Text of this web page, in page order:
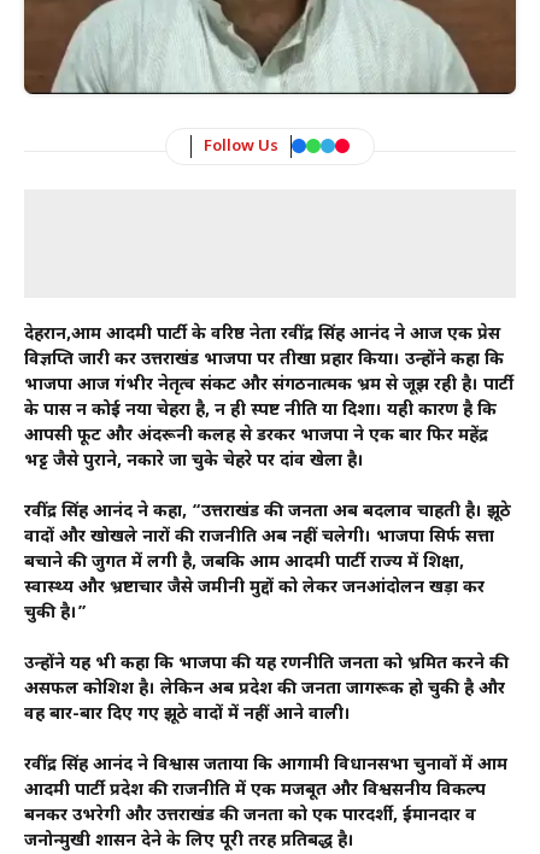
Follow Us
देहरादून,आम आदमी पार्टी के वरिष्ठ नेता रवींद्र सिंह आनंद ने आज एक प्रेस
विज्ञप्ति जारी कर उत्तराखंड भाजपा पर तीखा प्रहार किया। उन्होंने कहा कि
भाजपा आज गंभीर नेतृत्व संकट और संगठनात्मक भ्रम से जूझ रही है। पार्टी
के पास न कोई नया चेहरा है, न ही स्पष्ट नीति या दिशा। यही कारण है कि
आपसी फूट और अंदरूनी कलह से डरकर भाजपा ने एक बार फिर महेंद्र
भट्ट जैसे पुराने, नकारे जा चुके चेहरे पर दांव खेला है।
रवींद्र सिंह आनंद ने कहा, “उत्तराखंड की जनता अब बदलाव चाहती है। झूठे
वादों और खोखले नारों की राजनीति अब नहीं चलेगी। भाजपा सिर्फ सत्ता
बचाने की जुगत में लगी है, जबकि आम आदमी पार्टी राज्य में शिक्षा,
स्वास्थ्य और भ्रष्टाचार जैसे जमीनी मुद्दों को लेकर जनआंदोलन खड़ा कर
चुकी है।”
उन्होंने यह भी कहा कि भाजपा की यह रणनीति जनता को भ्रमित करने की
असफल कोशिश है। लेकिन अब प्रदेश की जनता जागरूक हो चुकी है और
वह बार-बार दिए गए झूठे वादों में नहीं आने वाली।
रवींद्र सिंह आनंद ने विश्वास जताया कि आगामी विधानसभा चुनावों में आम
आदमी पार्टी प्रदेश की राजनीति में एक मजबूत और विश्वसनीय विकल्प
बनकर उभरेगी और उत्तराखंड की जनता को एक पारदर्शी, ईमानदार व
जनोन्मुखी शासन देने के लिए पूरी तरह प्रतिबद्ध है।